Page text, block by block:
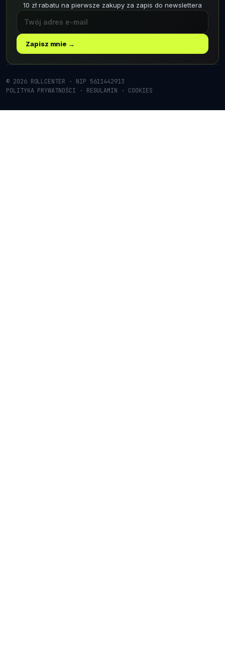
10 zł rabatu na pierwsze zakupy za zapis do newslettera
Zapisz mnie →
© 2026 ROLLCENTER · NIP 5611442913
POLITYKA PRYWATNOŚCI · REGULAMIN · COOKIES